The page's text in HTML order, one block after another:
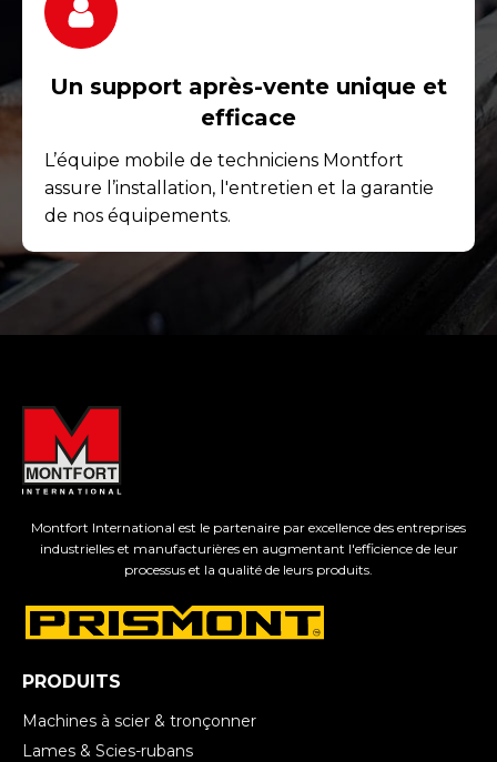
Un support après-vente unique et
efficace
L’équipe mobile de techniciens Montfort
assure l’installation, l'entretien et la garantie
de nos équipements.
Montfort International est le partenaire par excellence des entreprises
industrielles et manufacturières en augmentant l'efficience de leur
processus et la qualité de leurs produits.
PRODUITS
Machines à scier & tronçonner
Lames & Scies-rubans